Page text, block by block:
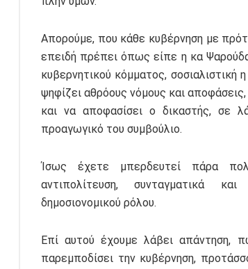
Απορούμε, που κάθε κυβέρνηση με
επειδή πρέπει όπως είπε η κα
κυβερνητικού κόμματος,
ψηφίζει αθρόους νόμους και
και να αποφασίσει ο δικαστής, σε
προαγωγικό του συμβούλιο.
Ίσως έχετε μπερδευτεί πάρα
αντιπολίτευση, συνταγματικά
δημοσιονομικού ρόλου.
Επί αυτού έχουμε λάβει απάντηση,
παρεμποδίσει την κυβέρνηση,